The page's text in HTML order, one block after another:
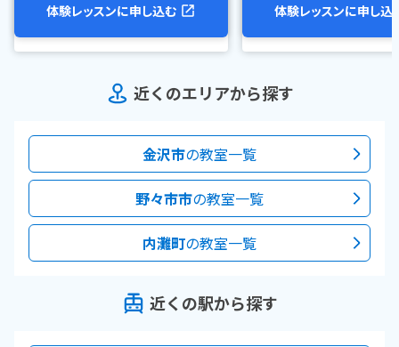
体験レッスンに申し込む 体験レッスンに申し込
近くのエリアから探す
金沢市の教室一覧
野々市市の教室一覧
内灘町の教室一覧
近くの駅から探す